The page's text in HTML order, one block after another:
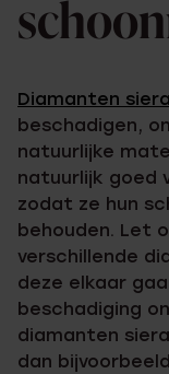
Diamanten
beschadigen,
natuurlijke
natuurlijk goed
zodat ze hun
behouden. Let
verschillende
deze elkaar
beschadiging
diamanten
dan